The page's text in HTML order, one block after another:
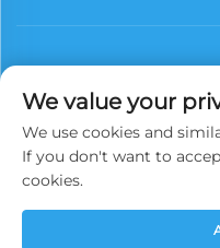
Copyright © 2026 China
derechos
We value your
We use cookies and
If you don't want to
cookies.